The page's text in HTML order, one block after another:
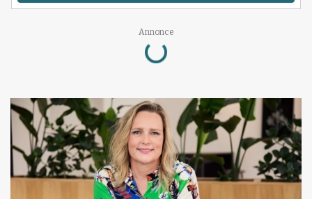
Annonce
Loading...